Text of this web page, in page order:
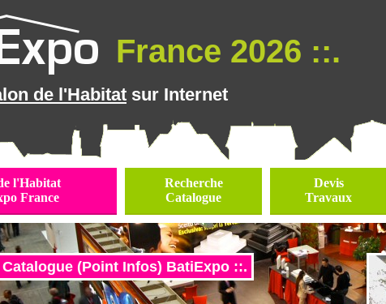
France 2026 ::.
de l'Habitat sur Internet
l'Habitat
France
Recherche
Catalogue
Devis
Travaux
(Point Infos) BatiExpo ::.